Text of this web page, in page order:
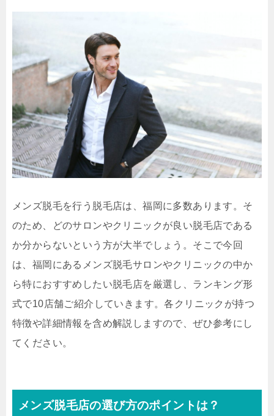
メンズ脱毛を行う脱毛店は、福岡に多数あります。そ
のため、どのサロンやクリニックが良い脱毛店である
か分からないという方が大半でしょう。そこで今回
は、福岡にあるメンズ脱毛サロンやクリニックの中か
ら特におすすめしたい脱毛店を厳選し、ランキング形
式で10店舗ご紹介していきます。各クリニックが持つ
特徴や詳細情報を含め解説しますので、ぜひ参考にし
てください。
メンズ脱毛店の選び方のポイントは？